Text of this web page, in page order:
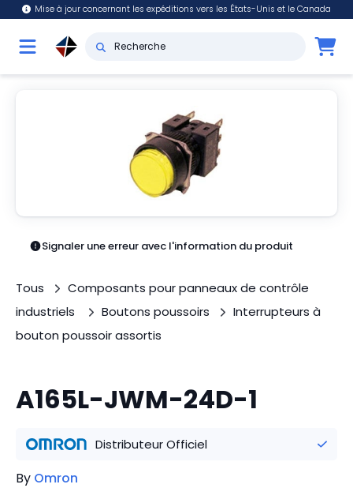
Mise à jour concernant les expéditions vers les États-Unis et le Canada
Signaler une erreur avec l'information du produit
Tous
Composants pour panneaux de contrôle
industriels
Boutons poussoirs
Interrupteurs à
bouton poussoir assortis
A165L-JWM-24D-1
Distributeur Officiel
By Omron